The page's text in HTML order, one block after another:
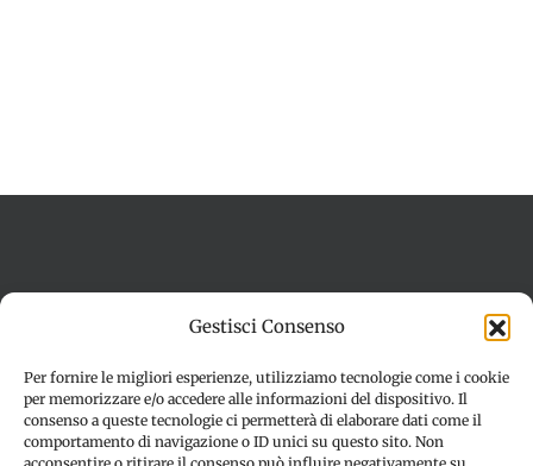
Gestisci Consenso
Per fornire le migliori esperienze, utilizziamo tecnologie come i cookie
per memorizzare e/o accedere alle informazioni del dispositivo. Il
consenso a queste tecnologie ci permetterà di elaborare dati come il
comportamento di navigazione o ID unici su questo sito. Non
Dichiarazione sulla Privacy (UE)
Disconoscimento